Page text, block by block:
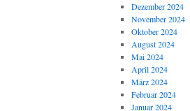
Dezember 2024
November 2024
Oktober 2024
August 2024
Mai 2024
April 2024
März 2024
Februar 2024
Januar 2024